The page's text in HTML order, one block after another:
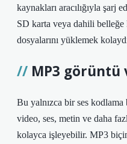
kaynakları aracılığıyla şarj
SD karta veya dahili belleğe
dosyalarını yüklemek
MP3 görüntü
Bu yalnızca bir ses
video, ses, metin ve daha
kolayca işleyebilir. MP3